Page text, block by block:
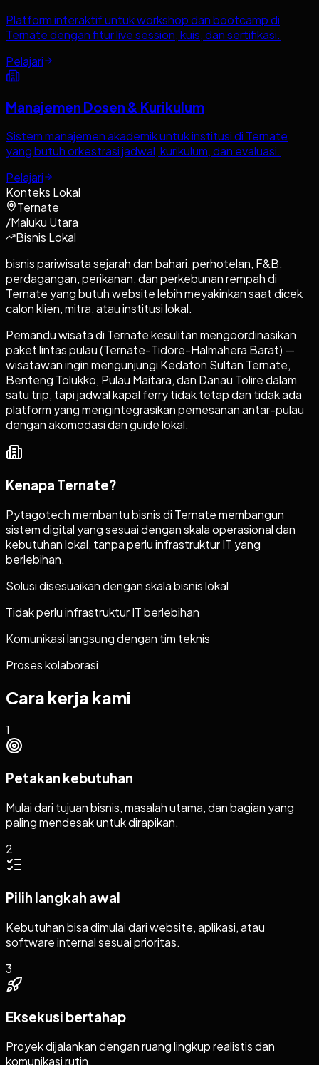
Platform interaktif untuk workshop dan bootcamp di
Ternate dengan fitur live session, kuis, dan sertifikasi.
Pelajari
Manajemen Dosen & Kurikulum
Sistem manajemen akademik untuk institusi di Ternate
yang butuh orkestrasi jadwal, kurikulum, dan evaluasi.
Pelajari
Konteks Lokal
Ternate
/Maluku Utara
Bisnis Lokal
bisnis pariwisata sejarah dan bahari, perhotelan, F&B,
perdagangan, perikanan, dan perkebunan rempah di
Ternate yang butuh website lebih meyakinkan saat dicek
calon klien, mitra, atau institusi lokal.
Pemandu wisata di Ternate kesulitan mengoordinasikan
paket lintas pulau (Ternate-Tidore-Halmahera Barat) —
wisatawan ingin mengunjungi Kedaton Sultan Ternate,
Benteng Tolukko, Pulau Maitara, dan Danau Tolire dalam
satu trip, tapi jadwal kapal ferry tidak tetap dan tidak ada
platform yang mengintegrasikan pemesanan antar-pulau
dengan akomodasi dan guide lokal.
Kenapa Ternate?
Pytagotech membantu bisnis di Ternate membangun
sistem digital yang sesuai dengan skala operasional dan
kebutuhan lokal, tanpa perlu infrastruktur IT yang
berlebihan.
Solusi disesuaikan dengan skala bisnis lokal
Tidak perlu infrastruktur IT berlebihan
Komunikasi langsung dengan tim teknis
Proses kolaborasi
Cara kerja kami
1
Petakan kebutuhan
Mulai dari tujuan bisnis, masalah utama, dan bagian yang
paling mendesak untuk dirapikan.
2
Pilih langkah awal
Kebutuhan bisa dimulai dari website, aplikasi, atau
software internal sesuai prioritas.
3
Eksekusi bertahap
Proyek dijalankan dengan ruang lingkup realistis dan
komunikasi rutin.